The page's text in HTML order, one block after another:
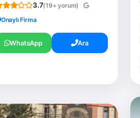
3.7(19+ yorum)
Onaylı Firma
WhatsApp Ara